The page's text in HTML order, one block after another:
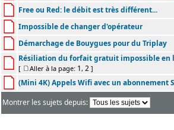
Free ou Red: le débit est très différent...
Impossible de changer d'opérateur
Démarchage de Bouygues pour du Triplay
Résiliation du forfait gratuit impossible en
[ Aller à la page: 1 , 2 ]
(Mini 4K) Appels Wifi avec un abonnement
Montrer les sujets depuis: